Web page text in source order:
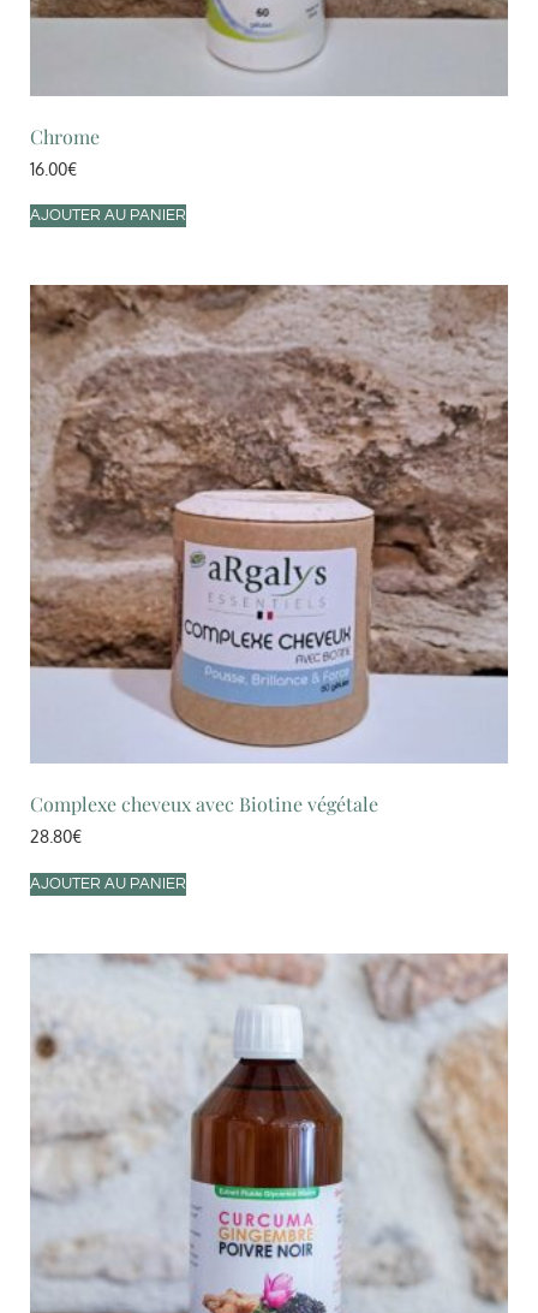
Chrome
16.00€
AJOUTER AU PANIER
Complexe cheveux avec Biotine végétale
28.80€
AJOUTER AU PANIER